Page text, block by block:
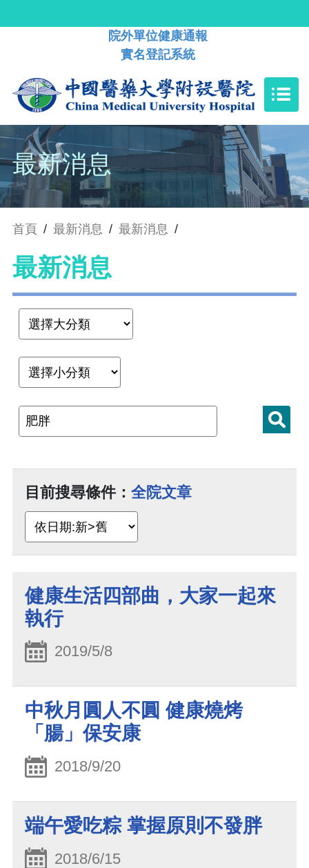
院外單位健康通報
實名登記系統
最新消息
首頁 / 最新消息 / 最新消息 /
最新消息
目前搜尋條件： 全院文章
健康生活四部曲，大家一起來
執行
2019/5/8
中秋月圓人不圓 健康燒烤
「腸」保安康
2018/9/20
端午愛吃粽 掌握原則不發胖
2018/6/15